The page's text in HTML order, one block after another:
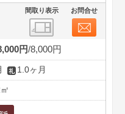
間取り表示 お問合せ
円 8,000円
1.0ヶ月